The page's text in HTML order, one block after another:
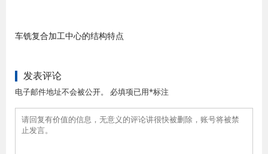
车铣复合加工中心的结构特点
发表评论
电子邮件地址不会被公开。 必填项已用*标注